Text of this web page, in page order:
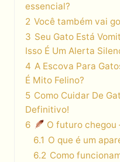
essencial?
2 Você também vai
3 Seu Gato Está
Isso É Um Alerta
4 A Escova Para
É Mito Felino?
5 Como Cuidar De
Definitivo!
6
O futuro
6.1 O que é um
6.2 Como